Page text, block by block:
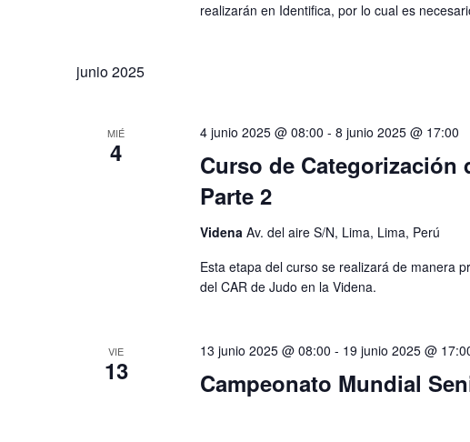
realizarán en Identifica, por lo cual es
junio 2025
MIÉ
4
Curso de Categorización
Parte 2
4 junio 2025 @ 08:00 - 8 junio 2025 @ 17:00
Videna Av. del aire S/N, Lima, Lima, Perú
Esta etapa del curso se realizará de manera
del CAR de Judo en la Videna.
VIE
13 Campeonato Mundial
13 junio 2025 @ 08:00 - 19 junio 2025 @